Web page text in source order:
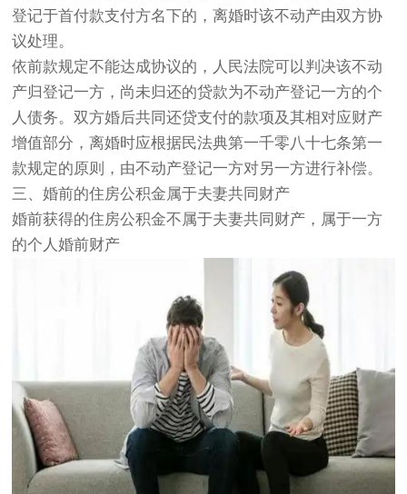
登记于首付款支付方名下的，离婚时该不动产由双方协
议处理。
依前款规定不能达成协议的，人民法院可以判决该不动
产归登记一方，尚未归还的贷款为不动产登记一方的个
人债务。双方婚后共同还贷支付的款项及其相对应财产
增值部分，离婚时应根据民法典第一千零八十七条第一
款规定的原则，由不动产登记一方对另一方进行补偿。
三、婚前的住房公积金属于夫妻共同财产
婚前获得的住房公积金不属于夫妻共同财产，属于一方
的个人婚前财产